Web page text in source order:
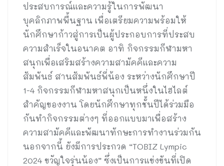
ประสบการณ์และความรู้ในการพัฒนา
บุคลิกภาพพื้นฐาน เพื่อเตรียมความพร้อมให้
นักศึกษาก้าวสู่การเป็นผู้ประกอบการที่ประสบ
ความสำเร็จในอนาคต อาทิ กิจกรรมกีฬามหา
สนุกเพื่อเสริมสร้างความสามัคคีและความ
สัมพันธ์ สานสัมพันธ์พี่น้อง ระหว่างนักศึกษาปี
1-4 กิจกรรมกีฬามหาสนุกเป็นหนึ่งในไฮไลต์
สำคัญของงาน โดยนักศึกษาทุกชั้นปีได้ร่วมมือ
กันทำกิจกรรมต่างๆ ที่ออกแบบมาเพื่อสร้าง
ความสามัคคีและพัฒนาทักษะการทำงานร่วมกัน
นอกจากนี้ ยังมีการประกวด “TOBIZ Lympic
2024 ขวัญใจรุ่นน้อง” ซึ่งเป็นการแข่งขันที่เปิด